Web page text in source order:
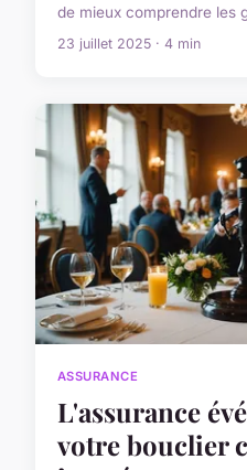
de mieux comprendre les
23 juillet 2025 · 4 min
ASSURANCE
L'assurance
votre bouclier